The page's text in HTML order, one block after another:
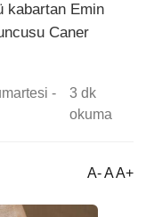
kabartan Emin
Caner
-
3 dk
okuma
A- A A+